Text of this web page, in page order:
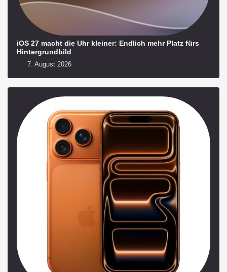
iOS 27 macht die Uhr kleiner: Endlich mehr Platz fürs
Hintergrundbild
7. August 2026